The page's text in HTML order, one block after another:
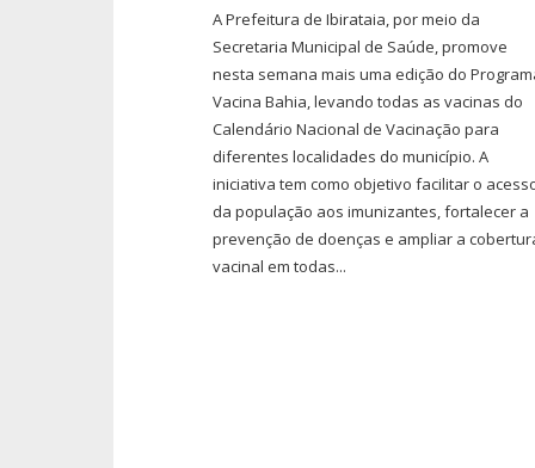
A Prefeitura de Ibirataia, por meio da
Secretaria Municipal de Saúde, promove
nesta semana mais uma edição do
Vacina Bahia, levando todas as vacinas do
Calendário Nacional de Vacinação para
diferentes localidades do município. A
iniciativa tem como objetivo facilitar o
da população aos imunizantes, fortalecer a
prevenção de doenças e ampliar a
vacinal em todas...